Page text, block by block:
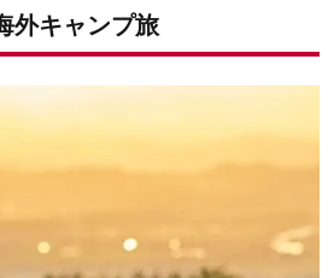
ケニア・Maji Moto）
ドキャンプ
グ＆キャンピング（ケニア・ススワ
外キャンプ旅